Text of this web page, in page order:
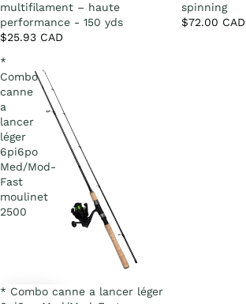
multifilament – haute
performance - 150 yds
$25.93 CAD
spinning
$72.00 CAD
*
Combo
canne
a
lancer
léger
6pi6po
Med/Mod-
Fast
moulinet
2500
Promotion
* Combo canne a lancer léger